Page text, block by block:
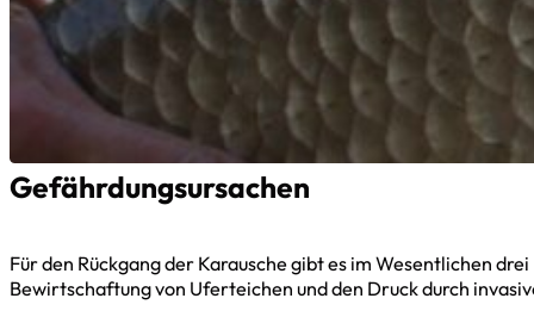
Gefährdungsursachen
Für den Rückgang der Karausche gibt es im Wesentlichen
Bewirtschaftung von Uferteichen und den Druck durch